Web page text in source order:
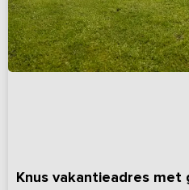
Knus vakantieadres met